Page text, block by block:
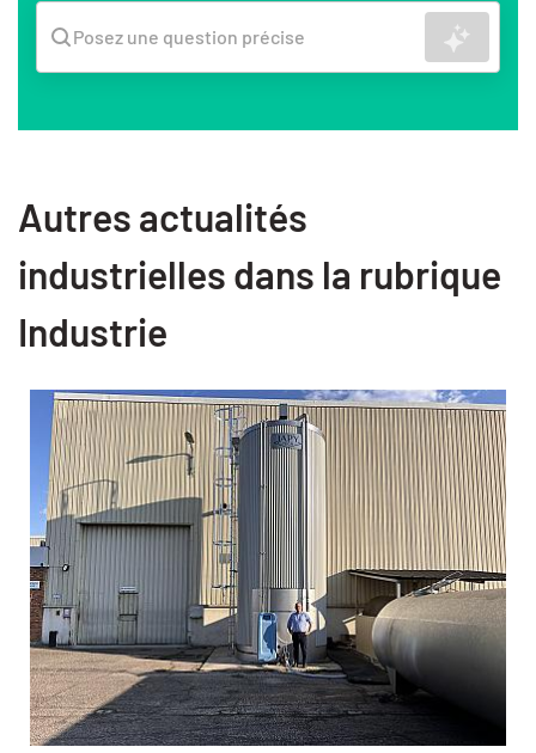
Posez une question précise
Autres actualités
industrielles dans la rubrique
Industrie